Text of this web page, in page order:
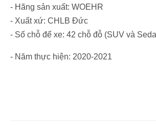
- Hãng sản xuất: WOEHR
- Xuất xứ: CHLB Đức
- Số chỗ để xe: 42 chỗ đỗ (SUV và
- Năm thực hiện: 2020-2021